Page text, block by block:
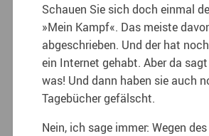
Schauen Sie sich doch einmal
»Mein Kampf«. Das meiste
abgeschrieben. Und der hat
ein Internet gehabt. Aber da
was! Und dann haben sie auch
Tagebücher gefälscht.
Nein, ich sage immer: Wegen des